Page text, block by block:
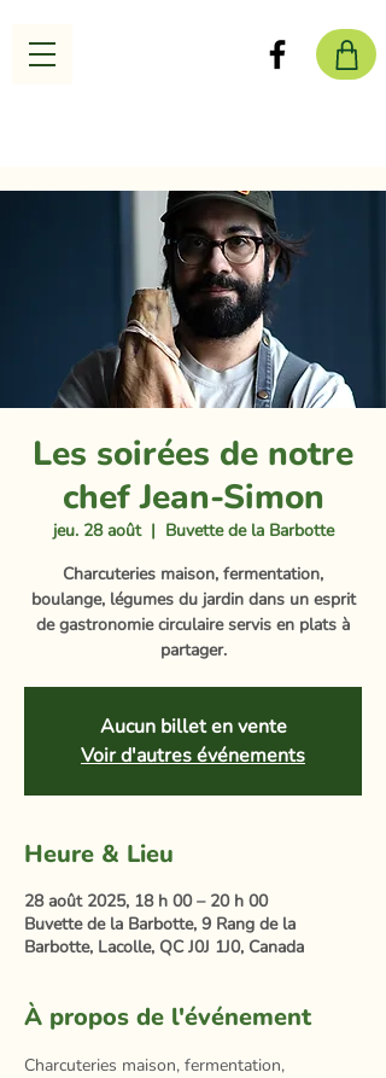
Les soirées de notre
chef Jean-Simon
jeu. 28 août
  |
Buvette de la Barbotte
Charcuteries maison, fermentation,
boulange, légumes du jardin dans un esprit
de gastronomie circulaire servis en plats à
partager.
Aucun billet en vente
Voir d'autres événements
Heure & Lieu
28 août 2025, 18 h 00 – 20 h 00
Buvette de la Barbotte, 9 Rang de la
Barbotte, Lacolle, QC J0J 1J0, Canada
À propos de l'événement
Charcuteries maison, fermentation,